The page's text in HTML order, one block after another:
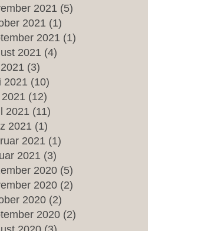
2021 (5)
2021 (1)
2021 (1)
2021 (4)
2021 (3)
2021 (10)
2021 (12)
2021 (11)
2021 (1)
2021 (1)
2021 (3)
2020 (5)
2020 (2)
2020 (2)
2020 (2)